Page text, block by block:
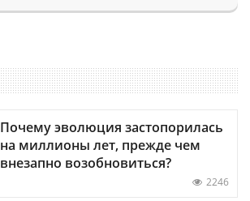
Почему эволюция застопорилась
на миллионы лет, прежде чем
внезапно возобновиться?
2246